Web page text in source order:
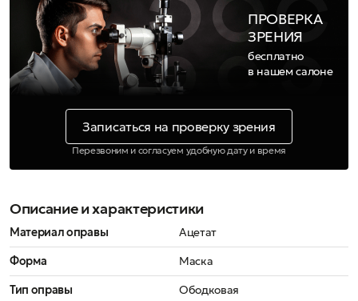
ПРОВЕРКА
ЗРЕНИЯ
бесплатно
в нашем салоне
Записаться на проверку зрения
Перезвоним и согласуем удобную дату и время
Описание и характеристики
Материал оправы
Ацетат
Форма
Маска
Тип оправы
Ободковая